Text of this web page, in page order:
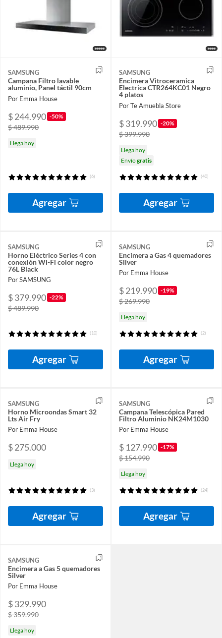
SAMSUNG
Campana Filtro lavable
aluminio, Panel táctil 90cm
Por Emma House
$ 244.990 -50%
$ 489.990
Llega hoy
(6)
Agregar
SAMSUNG
Encimera Vitroceramica
Electrica CTR264KC01 Negro
4 platos
Por Te Amuebla Store
$ 319.990 -20%
$ 399.990
Llega hoy
Envíogratis
(40)
Agregar
SAMSUNG
Horno Eléctrico Series 4 con
conexión Wi-Fi color negro
76L Black
Por SAMSUNG
$ 379.990 -22%
$ 489.990
(10)
Agregar
SAMSUNG
Encimera a Gas 4 quemadores
Silver
Por Emma House
$ 219.990 -19%
$ 269.990
Llega hoy
(2)
Agregar
SAMSUNG
Horno Microondas Smart 32
Lts Air Fry
Por Emma House
$ 275.000
Llega hoy
(3)
Agregar
SAMSUNG
Campana Telescópica Pared
Filtro Aluminio NK24M1030
Por Emma House
$ 127.990 -17%
$ 154.990
Llega hoy
(24)
Agregar
SAMSUNG
Encimera a Gas 5 quemadores
Silver
Por Emma House
$ 329.990
$ 359.990
Llega hoy